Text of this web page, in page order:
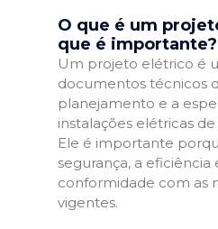
O que é um
que é importante?
Um projeto elétrico é
documentos técnicos
planejamento e a
instalações elétricas
Ele é importante
segurança, a eficiência
conformidade com as
vigentes.